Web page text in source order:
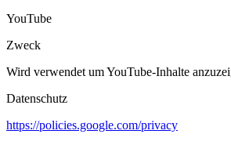
YouTube
Zweck
Wird verwendet um YouTube-Inhalte
Datenschutz
https://policies.google.com/privacy